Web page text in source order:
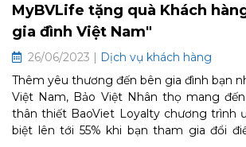
MyBVLife tặng quà Khách
gia đình Việt Nam"
26/06/2023 | Dịch vụ khách hàng
Thêm yêu thương đến bên gia đình bạn
Việt Nam, Bảo Việt Nhân thọ mang
thân thiết BaoViet Loyalty chương trình
biệt lên tới 55% khi bạn tham gia đổi